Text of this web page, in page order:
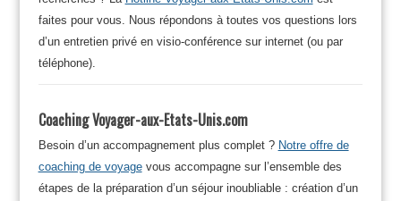
faites pour vous. Nous répondons à toutes vos questions lors
d’un entretien privé en visio-conférence sur internet (ou par
téléphone).
Coaching Voyager-aux-Etats-Unis.com
Besoin d’un accompagnement plus complet ? Notre offre de
coaching de voyagevous accompagne sur l’ensemble des
étapes de la préparation d’un séjour inoubliable : création d’un